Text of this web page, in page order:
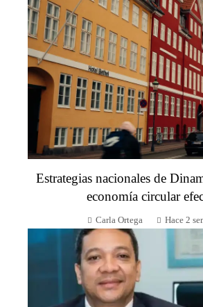
Estrategias nacionales de
economía circular
Carla Ortega Hace 2